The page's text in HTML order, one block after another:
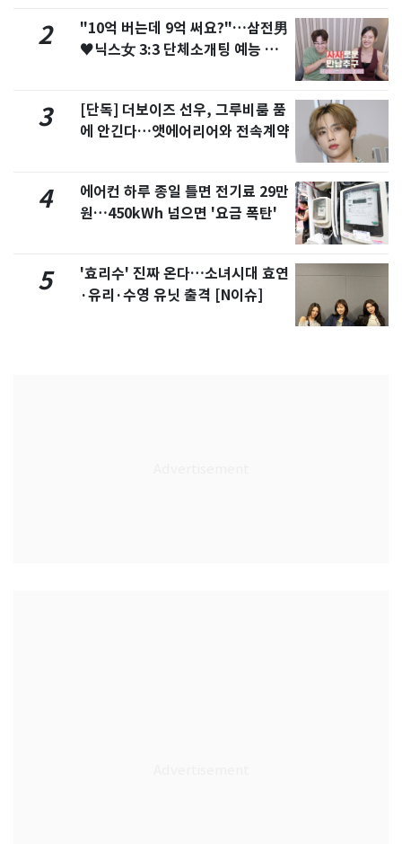
2
"10억 버는데 9억 써요?"…삼전男
♥닉스女 3:3 단체소개팅 예능 화
3
[단독] 더보이즈 선우, 그루비룸 품
에 안긴다…앳에어리어와 전속계약
4
에어컨 하루 종일 틀면 전기료 29만
원…450kWh 넘으면 '요금 폭탄'
5
'효리수' 진짜 온다…소녀시대 효연
·유리·수영 유닛 출격 [N이슈]